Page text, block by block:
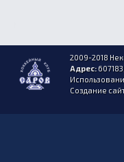
2009-2018
Адрес:
Создание